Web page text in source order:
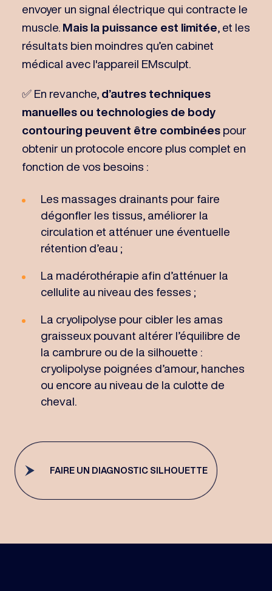
envoyer un signal électrique qui contracte le
muscle. Mais la puissance est limitée , et les
résultats bien moindres qu’en cabinet
médical avec l'appareil EMsculpt.
✅ En revanche, d’autres techniques
manuelles ou technologies de body
contouring peuvent être combinéespour
obtenir un protocole encore plus complet en
fonction de vos besoins :
Les massages drainants pour faire
dégonfler les tissus, améliorer la
circulation et atténuer une éventuelle
rétention d’eau ;
La madérothérapie afin d’atténuer la
cellulite au niveau des fesses ;
La cryolipolyse pour cibler les amas
graisseux pouvant altérer l’équilibre de
la cambrure ou de la silhouette :
cryolipolyse poignées d’amour, hanches
ou encore au niveau de la culotte de
cheval.
FAIRE UN DIAGNOSTIC SILHOUETTE